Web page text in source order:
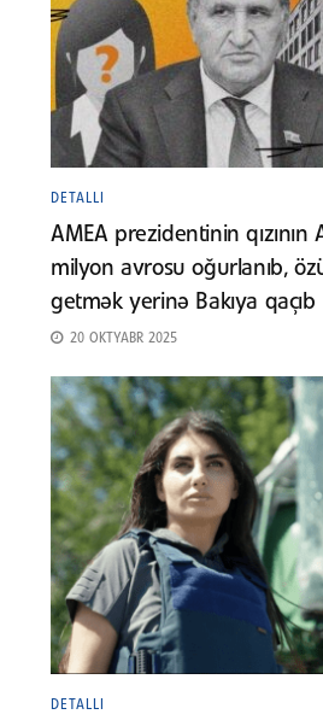
DETALLI
AMEA prezidentinin qızının
milyon avrosu oğurlanıb,
getmək yerinə Bakıya qaçıb
20 OKTYABR 2025
DETALLI